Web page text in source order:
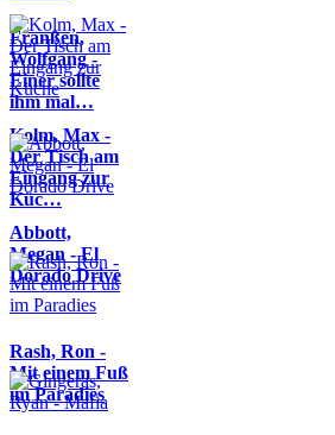
Franßen,
Wolfgang -
Einer sollte
ihm mal…
Kolm, Max -
Der Tisch am
Eingang zur
Küc…
Abbott,
Megan - El
Dorado Drive
Rash, Ron -
Mit einem Fuß
im Paradies